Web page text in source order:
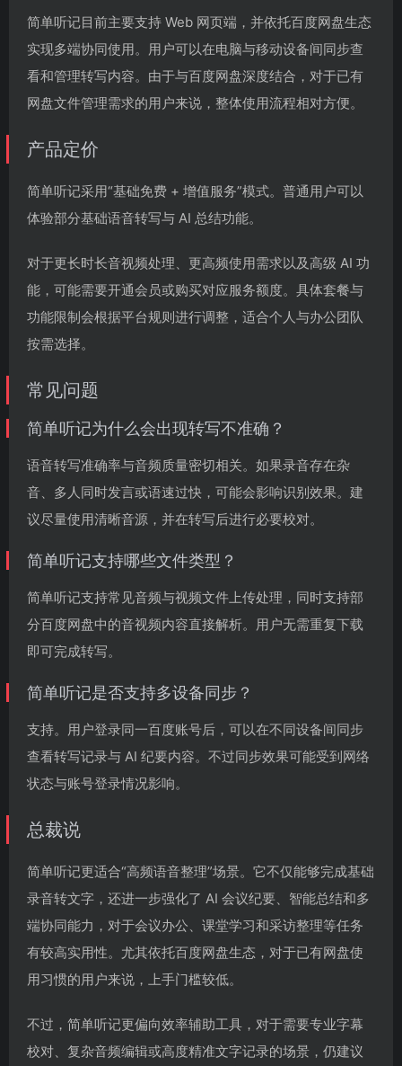
简单听记目前主要支持 Web 网页端，并依托百度网盘生态
实现多端协同使用。用户可以在电脑与移动设备间同步查
看和管理转写内容。由于与百度网盘深度结合，对于已有
网盘文件管理需求的用户来说，整体使用流程相对方便。
产品定价
简单听记采用“基础免费 + 增值服务”模式。普通用户可以
体验部分基础语音转写与 AI 总结功能。
对于更长时长音视频处理、更高频使用需求以及高级 AI 功
能，可能需要开通会员或购买对应服务额度。具体套餐与
功能限制会根据平台规则进行调整，适合个人与办公团队
按需选择。
常见问题
简单听记为什么会出现转写不准确？
语音转写准确率与音频质量密切相关。如果录音存在杂
音、多人同时发言或语速过快，可能会影响识别效果。建
议尽量使用清晰音源，并在转写后进行必要校对。
简单听记支持哪些文件类型？
简单听记支持常见音频与视频文件上传处理，同时支持部
分百度网盘中的音视频内容直接解析。用户无需重复下载
即可完成转写。
简单听记是否支持多设备同步？
支持。用户登录同一百度账号后，可以在不同设备间同步
查看转写记录与 AI 纪要内容。不过同步效果可能受到网络
状态与账号登录情况影响。
总裁说
简单听记更适合“高频语音整理”场景。它不仅能够完成基础
录音转文字，还进一步强化了 AI 会议纪要、智能总结和多
端协同能力，对于会议办公、课堂学习和采访整理等任务
有较高实用性。尤其依托百度网盘生态，对于已有网盘使
用习惯的用户来说，上手门槛较低。
不过，简单听记更偏向效率辅助工具，对于需要专业字幕
校对、复杂音频编辑或高度精准文字记录的场景，仍建议